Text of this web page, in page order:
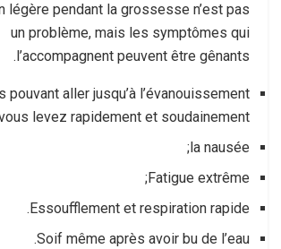
légère pendant la grossesse n’est pas
un problème, mais les symptômes qui
l’accompagnent peuvent être gênants.
pouvant aller jusqu’à l’évanouissement
levez rapidement et soudainement.
la nausée;
Fatigue extrême;
Essoufflement et respiration rapide.
Soif même après avoir bu de l’eau.